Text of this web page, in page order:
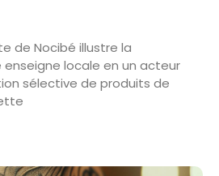
de Nocibé illustre la
locale en un acteur
sélective de produits de